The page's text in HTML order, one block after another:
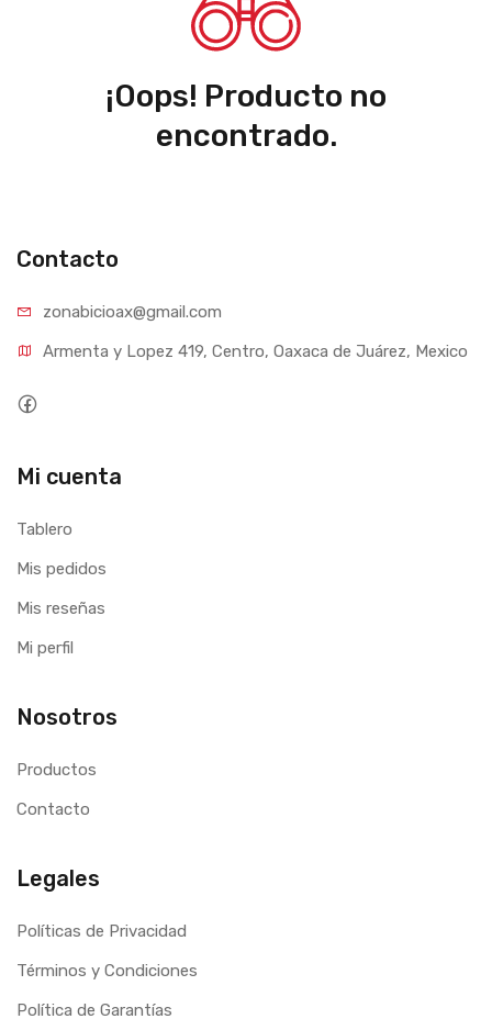
¡Oops! Producto no
encontrado.
Contacto
zonabicioax@gmail.com
Armenta y Lopez 419, Centro, Oaxaca de Juárez, Mexico
Mi cuenta
Tablero
Mis pedidos
Mis reseñas
Mi perfil
Nosotros
Productos
Contacto
Legales
Políticas de Privacidad
Términos y Condiciones
Política de Garantías